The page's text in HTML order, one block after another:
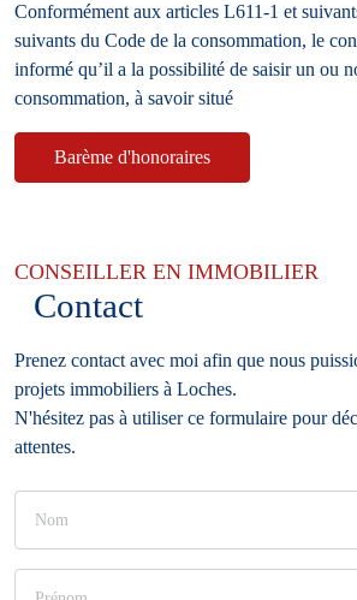
Conformément aux articles L611-1 et
suivants du Code de la consommation, le
informé qu’il a la possibilité de saisir un ou
consommation, à savoir situé
Barème d'honoraires
CONSEILLER EN IMMOBILIER
Contact
Prenez contact avec moi afin que nous
projets immobiliers à Loches.
N'hésitez pas à utiliser ce formulaire pour
attentes.